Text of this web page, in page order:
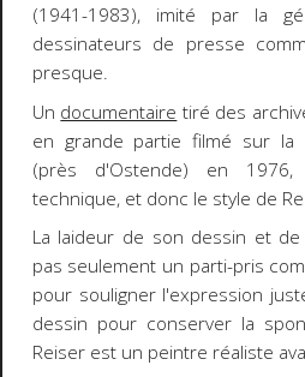
(1941-1983), imité par la
dessinateurs de presse
presque.
Un documentaire tiré des
en grande partie filmé sur la
(près d'Ostende) en
technique, et donc le style de
La laideur de son dessin et
pas seulement un parti-pris
pour souligner l'expression
dessin pour conserver la
Reiser est un peintre réaliste